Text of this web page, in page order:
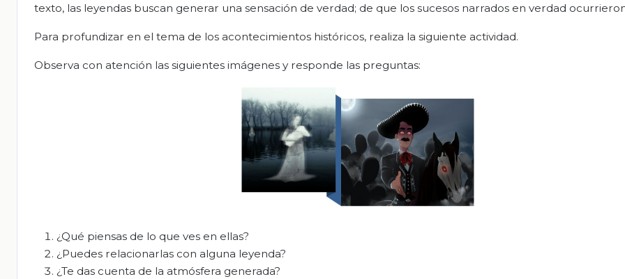
texto, las leyendas buscan generar una sensación de verdad; de que los sucesos narrados en verdad
Para profundizar en el tema de los acontecimientos históricos, realiza la siguiente actividad.
Observa con atención las siguientes imágenes y responde las preguntas:
¿Qué piensas de lo que ves en ellas?
¿Puedes relacionarlas con alguna leyenda?
¿Te das cuenta de la atmósfera generada?